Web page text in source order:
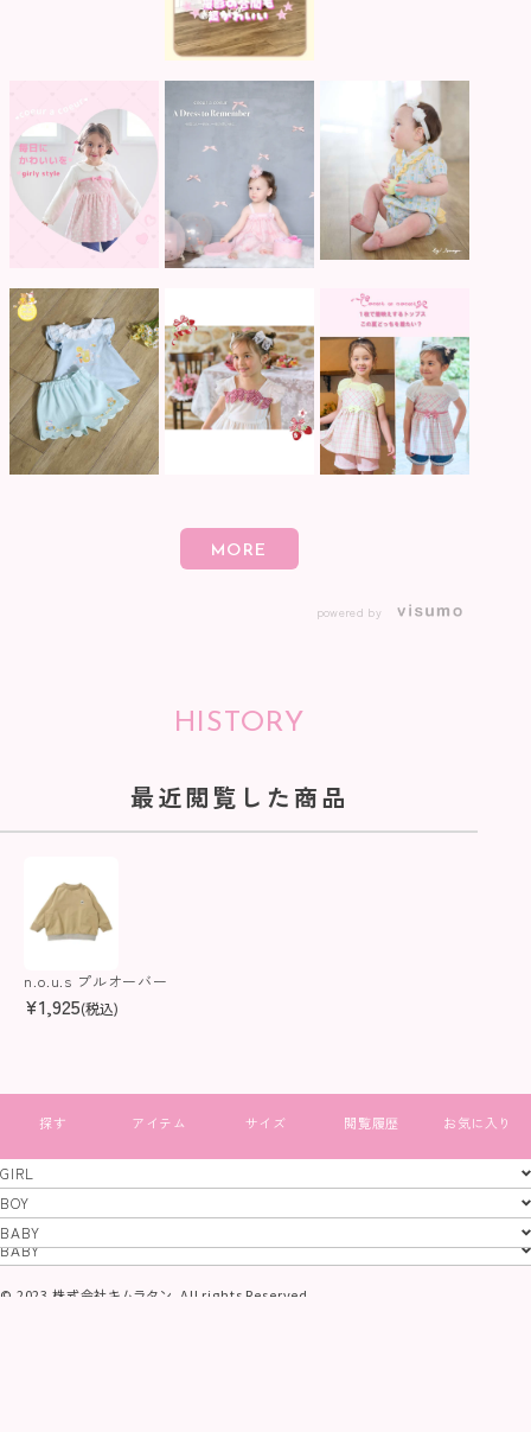
powered by
HISTORY
最近閲覧した商品
n.o.u.s プルオーバー
¥1,925(税込)
すべて見る
GIRL
BOY
BABY
GIRL
BOY
BABY
© 2023 株式会社キムラタン. All rights Reserved.